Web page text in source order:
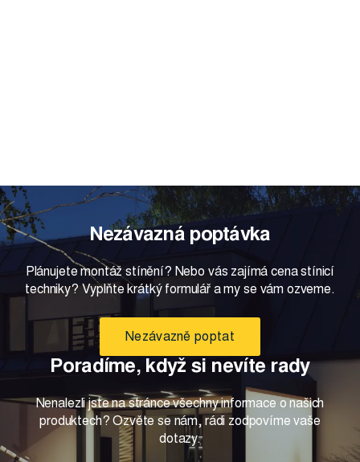
Nezávazná poptávka
Plánujete montáž stínění? Nebo vás zajímá cena stínicí
techniky? Vyplňte krátký formulář a my se vám ozveme.
Nezávazně poptat
Poradíme, když si nevíte rady
Nenalezli jste na stránce všechny informace o našich
produktech? Ozvěte se nám, rádi zodpovíme vaše
dotazy.